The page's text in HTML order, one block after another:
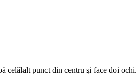
celălalt punct din centru şi face doi ochi.